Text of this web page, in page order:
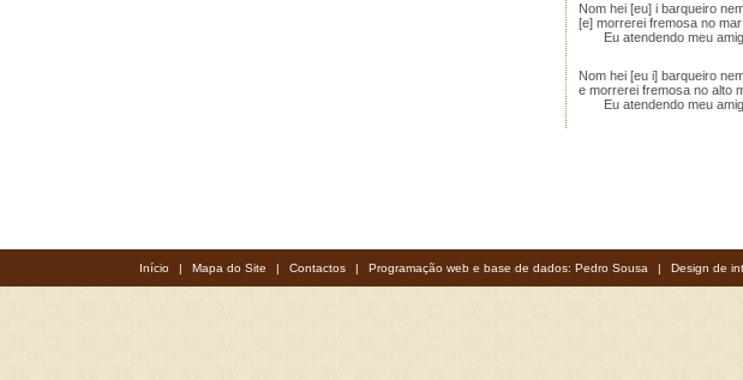
Nom hei [eu] i barqueiro
[e] morrerei fremosa no mar
Eu atendendo meu
Nom hei [eu i] barqueiro
e morrerei fremosa no alto
Eu atendendo meu
Início | Mapa do Site | Contactos | Programação web e base de dados: Pedro Sousa | Design de